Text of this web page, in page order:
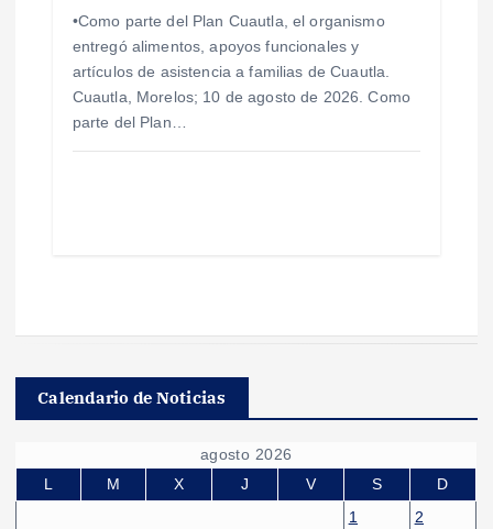
•Como parte del Plan Cuautla, el organismo
entregó alimentos, apoyos funcionales y
artículos de asistencia a familias de Cuautla.
Cuautla, Morelos; 10 de agosto de 2026. Como
parte del Plan…
Calendario de Noticias
agosto 2026
L
M X J V S
D
1
2